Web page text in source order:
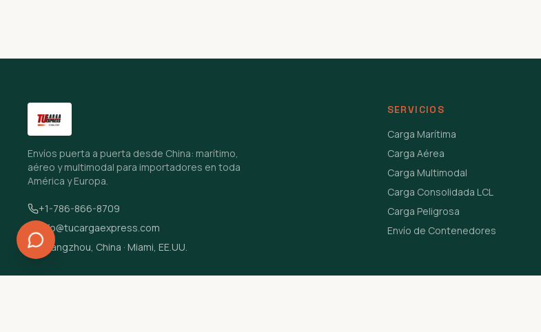
Envíos puerta a puerta desde China: marítimo,
aéreo y multimodal para importadores en toda
América y Europa.
+1-786-866-8709
info@tucargaexpress.com
Guangzhou, China · Miami, EE.UU.
SERVICIOS
Carga Marítima
Carga Aérea
Carga Multimodal
Carga Consolidada LCL
Carga Peligrosa
Envío de Contenedores